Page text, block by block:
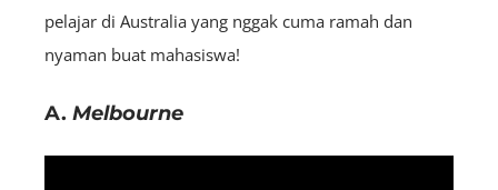
pelajar di Australia yang nggak cuma ramah dan
nyaman buat mahasiswa!
A. Melbourne